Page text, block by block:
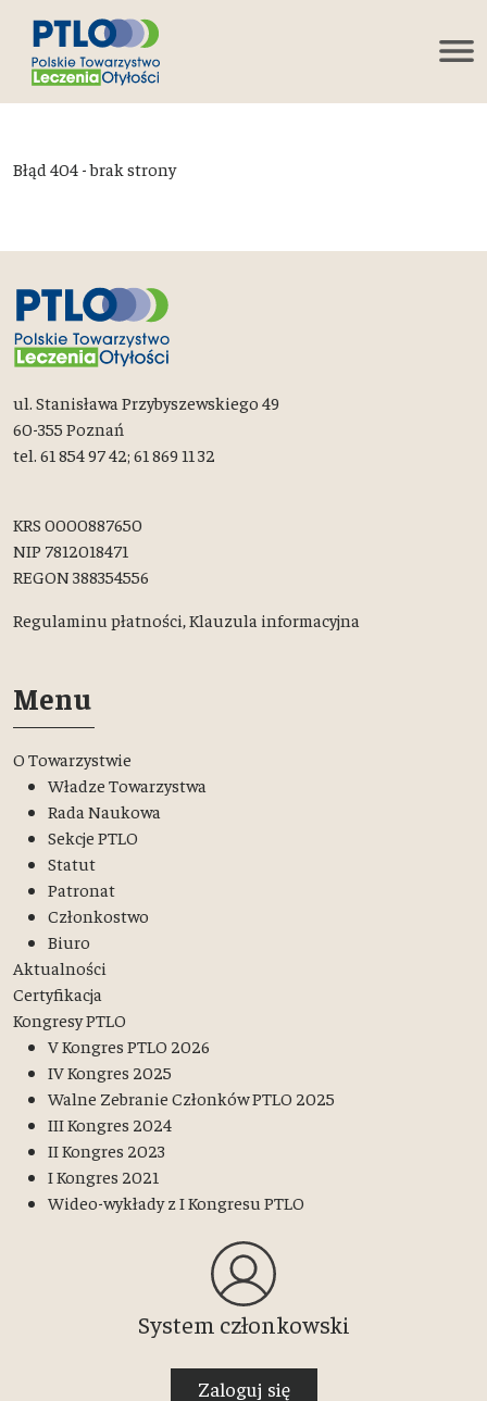
Błąd 404 - brak strony
ul. Stanisława Przybyszewskiego 49
60-355 Poznań
tel. 61 854 97 42; 61 869 11 32
KRS 0000887650
NIP 7812018471
REGON 388354556
Regulaminu płatności,Klauzula informacyjna
Menu
O Towarzystwie
Władze Towarzystwa
Rada Naukowa
Sekcje PTLO
Statut
Patronat
Członkostwo
Biuro
Aktualności
Certyfikacja
Kongresy PTLO
V Kongres PTLO 2026
IV Kongres 2025
Walne Zebranie Członków PTLO 2025
III Kongres 2024
II Kongres 2023
I Kongres 2021
Wideo-wykłady z I Kongresu PTLO
System członkowski
Zaloguj się